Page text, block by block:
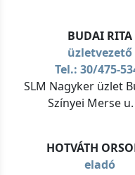
BUDAI RITA
üzletvezető
Tel.: 30/475-
SLM Nagyker üzlet
Színyei Merse
HOTVÁTH
eladó